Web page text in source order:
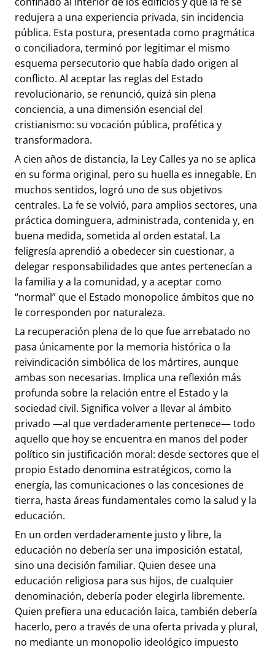
redujera a una experiencia privada, sin incidencia
pública. Esta postura, presentada como pragmática
o conciliadora, terminó por legitimar el mismo
esquema persecutorio que había dado origen al
conflicto. Al aceptar las reglas del Estado
revolucionario, se renunció, quizá sin plena
conciencia, a una dimensión esencial del
cristianismo: su vocación pública, profética y
transformadora.
A cien años de distancia, la Ley Calles ya no se aplica
en su forma original, pero su huella es innegable. En
muchos sentidos, logró uno de sus objetivos
centrales. La fe se volvió, para amplios sectores, una
práctica dominguera, administrada, contenida y, en
buena medida, sometida al orden estatal. La
feligresía aprendió a obedecer sin cuestionar, a
delegar responsabilidades que antes pertenecían a
la familia y a la comunidad, y a aceptar como
“normal” que el Estado monopolice ámbitos que no
le corresponden por naturaleza.
La recuperación plena de lo que fue arrebatado no
pasa únicamente por la memoria histórica o la
reivindicación simbólica de los mártires, aunque
ambas son necesarias. Implica una reflexión más
profunda sobre la relación entre el Estado y la
sociedad civil. Significa volver a llevar al ámbito
privado —al que verdaderamente pertenece— todo
aquello que hoy se encuentra en manos del poder
político sin justificación moral: desde sectores que el
propio Estado denomina estratégicos, como la
energía, las comunicaciones o las concesiones de
tierra, hasta áreas fundamentales como la salud y la
educación.
En un orden verdaderamente justo y libre, la
educación no debería ser una imposición estatal,
sino una decisión familiar. Quien desee una
educación religiosa para sus hijos, de cualquier
denominación, debería poder elegirla libremente.
Quien prefiera una educación laica, también debería
hacerlo, pero a través de una oferta privada y plural,
no mediante un monopolio ideológico impuesto